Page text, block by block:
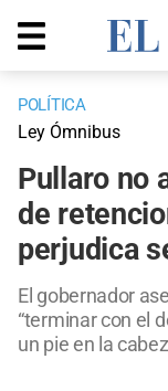
POLÍTICA
Ley Ómnibus
Pullaro no
de
perjudica
El gobernador
“terminar con el
un pie en la